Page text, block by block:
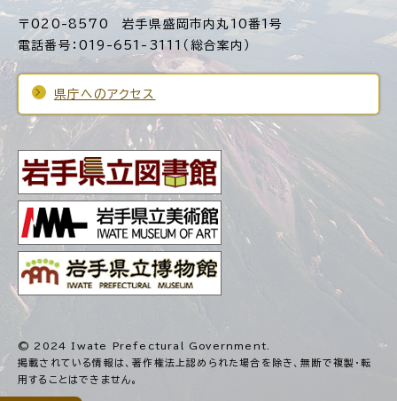
〒020-8570 岩手県盛岡市内丸10番1号
電話番号：019-651-3111（総合案内）
県庁へのアクセス
© 2024 Iwate Prefectural Government.
掲載されている情報は、著作権法上認められた場合を除き、無断で複製・転
用することはできません。